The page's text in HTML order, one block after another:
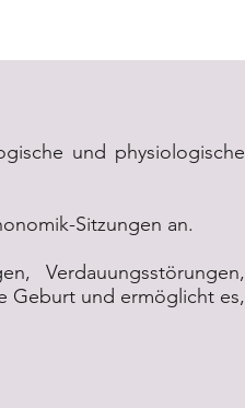
und physiologische
Sitzungen an.
Verdauungsstörungen,
Geburt und ermöglicht es,